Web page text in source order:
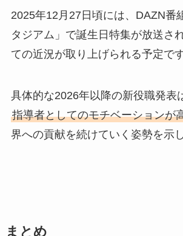
2025年12月27日頃には、DAZN番
タジアム」で誕生日特集が放送さ
ての近況が取り上げられる予定です
具体的な2026年以降の新役職発表
指導者としてのモチベーションが
界への貢献を続けていく姿勢を示
まとめ